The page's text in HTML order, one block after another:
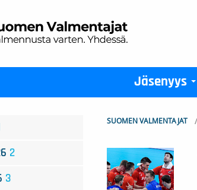
Jäsenyys
SUOMEN VALMENTAJAT
2
3